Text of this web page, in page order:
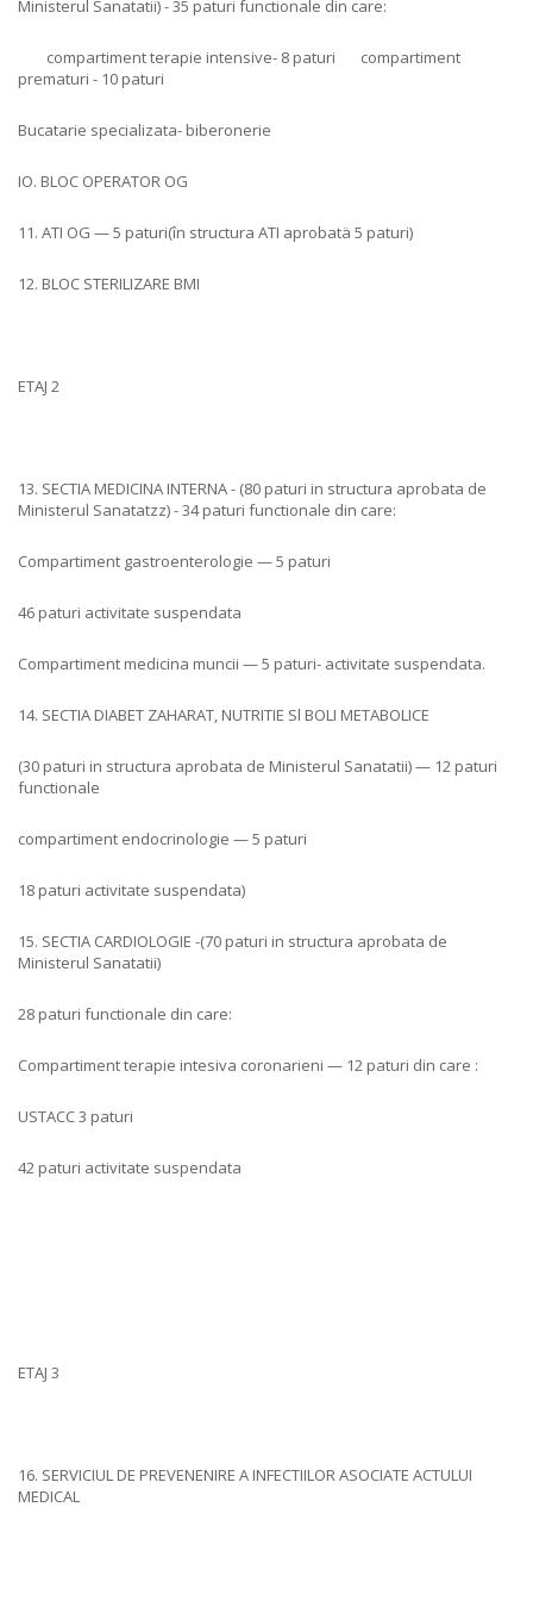
Ministerul Sanatatii) - 35 paturi functionale din care:
compartiment terapie intensive- 8 paturi compartiment
prematuri - 10 paturi
Bucatarie specializata- biberonerie
IO. BLOC OPERATOR OG
11. ATI OG — 5 paturi(în structura ATI aprobatä 5 paturi)
12. BLOC STERILIZARE BMI
ETAJ 2
13. SECTIA MEDICINA INTERNA - (80 paturi in structura aprobata de
Ministerul Sanatatzz) - 34 paturi functionale din care:
Compartiment gastroenterologie — 5 paturi
46 paturi activitate suspendata
Compartiment medicina muncii — 5 paturi- activitate suspendata.
14. SECTIA DIABET ZAHARAT, NUTRITIE Sl BOLI METABOLICE
(30 paturi in structura aprobata de Ministerul Sanatatii) — 12 paturi
functionale
compartiment endocrinologie — 5 paturi
18 paturi activitate suspendata)
15. SECTIA CARDIOLOGIE -(70 paturi in structura aprobata de
Ministerul Sanatatii)
28 paturi functionale din care:
Compartiment terapie intesiva coronarieni — 12 paturi din care :
USTACC 3 paturi
42 paturi activitate suspendata
ETAJ 3
16. SERVICIUL DE PREVENENIRE A INFECTIILOR ASOCIATE ACTULUI
MEDICAL